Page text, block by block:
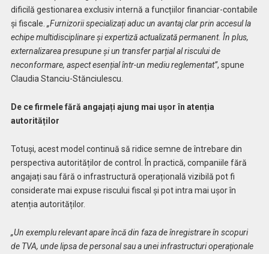
dificilă gestionarea exclusiv internă a funcțiilor financiar-contabile
și fiscale. „Furnizorii specializați aduc un avantaj clar prin accesul la
echipe multidisciplinare și expertiză actualizată permanent. În plus,
externalizarea presupune și un transfer parțial al riscului de
neconformare, aspect esențial într-un mediu reglementat”, spune
Claudia Stanciu-Stănciulescu.
De ce firmele fără angajați ajung mai ușor în atenția
autorităților
Totuși, acest model continuă să ridice semne de întrebare din
perspectiva autorităților de control. În practică, companiile fără
angajați sau fără o infrastructură operațională vizibilă pot fi
considerate mai expuse riscului fiscal și pot intra mai ușor în
atenția autorităților.
„Un exemplu relevant apare încă din faza de înregistrare în scopuri
de TVA, unde lipsa de personal sau a unei infrastructuri operaționale